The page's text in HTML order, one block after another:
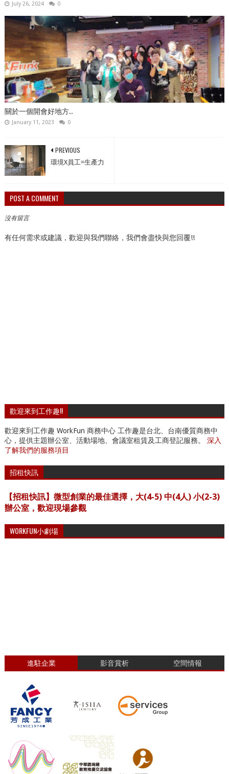
July 26, 2024 0
關於一個開會好地方..
January 11, 2023 0
PREVIOUS
環境X員工=生產力
POST A COMMENT
沒有留言
有任何需求或建議，歡迎與我們聯絡，我們會盡快與您回覆!!
歡迎來到工作趣!!
歡迎來到工作趣 WorkFun 商務中心 工作趣是台北、台南優質商務中
心，提供主題辦公室、活動場地、會議室租賃及工商登記服務。 深入
了解我們的服務項目
招租快訊
【招租快訊】微型創業的最佳選擇，大(4-5) 中(4人) 小(2-3)
辦公室，歡迎現場參觀
WORKFUN小劇場
進駐企業 影音賞析 空間情報